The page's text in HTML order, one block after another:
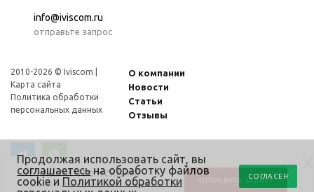
НЕ НАШЛИ ЧТО ИСКАЛИ?
Прикрепите заявку или проектную
ОТПРАВИТЬ ЗАЯВКУ
info@iviscom.ru
отправьте запрос
2010-2026 © Iviscom |
Карта сайта
Политика обработки
персональных данных
О компании
Новости
Статьи
Отзывы
Продолжая использовать сайт, вы
соглашаетесь на обработку файлов
cookie и Политикой обработки
СОГЛАСЕН